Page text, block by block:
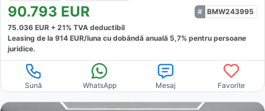
90.793 EUR
BMW243995
75.036 EUR + 21% TVA deductibil
Leasing de la 914 EUR/luna cu dobăndă anuală 5,7% pentru persoane
juridice.
Sună WhatsApp Mesaj Favorite